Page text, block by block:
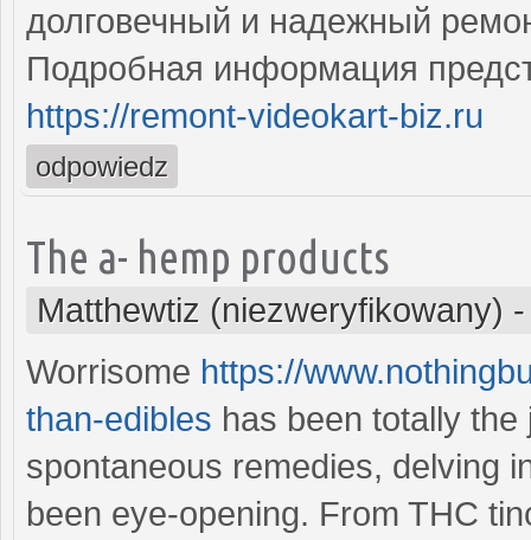
долговечный и надежный
Подробная информация
https://remont-videokart-biz.ru
odpowiedz
The a- hemp products
Matthewtiz (niezweryfikowany)
Worrisome https://
than-edibles has been totally
spontaneous remedies, delving
been eye-opening. From THC